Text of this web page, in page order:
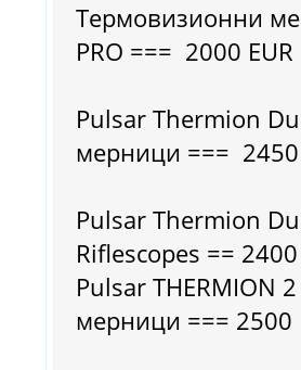
Термовизионни
PRO === 2000 EUR
Pulsar Thermion
мерници === 2450
Pulsar Thermion
Riflescopes == 2400
Pulsar THERMION
мерници === 2500